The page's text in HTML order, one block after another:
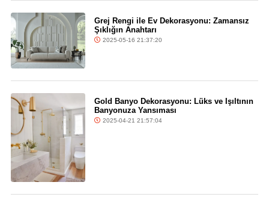
Grej Rengi ile Ev Dekorasyonu: Zamansız
Şıklığın Anahtarı
2025-05-16 21:37:20
Gold Banyo Dekorasyonu: Lüks ve Işıltının
Banyonuza Yansıması
2025-04-21 21:57:04